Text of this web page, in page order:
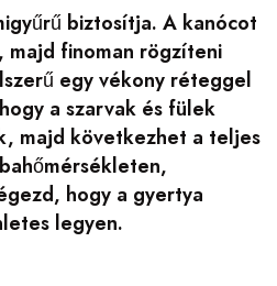
biztosítja. A kanócot
finoman rögzíteni
egy vékony réteggel
a szarvak és fülek
majd következhet a teljes
hogy a gyertya
legyen.